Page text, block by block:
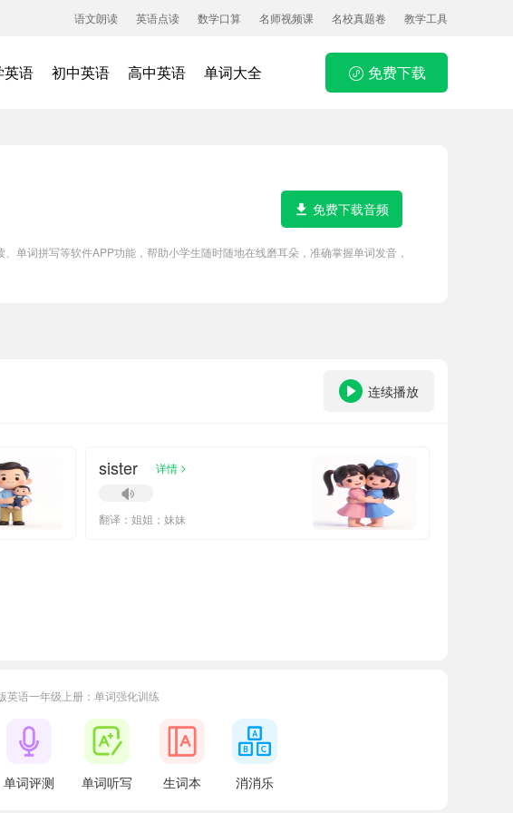
语文朗读 英语点读 数学口算 名师视频课 名校真题卷 教学工具
英语 初中英语 高中英语 单词大全 免费下载
单词拼写等软件APP功能，帮助小学生随时随地在线磨耳朵，准确掌握单词发音，
免费下载音频
连续播放
sister 详情 >
翻译：姐姐；妹妹
英语一年级上册：单词强化训练
单词评测 单词听写 生词本 消消乐